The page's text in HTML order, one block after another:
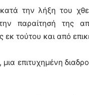
την λήξη του
παραίτησή της
εκ τούτου και από
επιτυχημένη